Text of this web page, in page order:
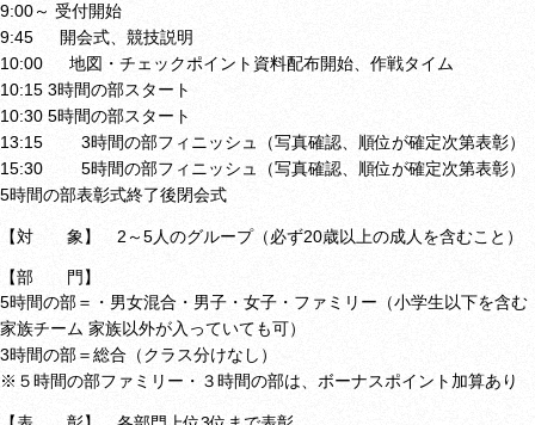
9:00～ 受付開始
9:45 開会式、競技説明
10:00 地図・チェックポイント資料配布開始、作戦タイム
10:15 3時間の部スタート
10:30 5時間の部スタート
13:15 3時間の部フィニッシュ（写真確認、順位が確定次第表彰）
15:30 5時間の部フィニッシュ（写真確認、順位が確定次第表彰）
5時間の部表彰式終了後閉会式
【対 象】 2～5人のグループ（必ず20歳以上の成人を含むこと）
【部 門】
5時間の部＝・男女混合 ・男子 ・女子 ・ファミリー（小学生以下を含む
家族チーム 家族以外が入っていても可）
3時間の部＝総合（クラス分けなし）
※５時間の部ファミリー・３時間の部は、ボーナスポイント加算あり